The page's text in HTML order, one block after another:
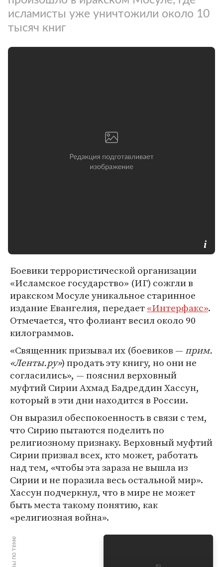
исламисты уже уничтожили около 10
тысяч книг
Боевики террористической организации
«Исламское государство» (ИГ) сожгли в
иракском Мосуле уникальное старинное
издание Евангелия, передает«Интерфакс».
Отмечается, что фолиант весил около 90
килограммов.
«Священник призывал их (боевиков — прим.
«Ленты.ру») продать эту книгу, но они не
согласились», — пояснил верховный
муфтий Сирии Ахмад Бадреддин Хассун,
который в эти дни находится в России.
Он выразил обеспокоенность в связи с тем,
что Сирию пытаются поделить по
религиозному признаку. Верховный муфтий
Сирии призвал всех, кто может, работать
над тем, «чтобы эта зараза не вышла из
Сирии и не поразила весь остальной мир».
Хассун подчеркнул, что в мире не может
быть места такому понятию, как
«религиозная война».